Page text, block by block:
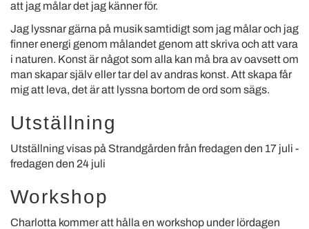
att jag målar det jag känner för.
Jag lyssnar gärna på musik samtidigt som jag målar och jag
finner energi genom målandet genom att skriva och att vara
i naturen. Konst är något som alla kan må bra av oavsett om
man skapar själv eller tar del av andras konst. Att skapa får
mig att leva, det är att lyssna bortom de ord som sägs.
Utställning
Utställning visas på Strandgården från fredagen den 17 juli -
fredagen den 24 juli
Workshop
Charlotta kommer att hålla en workshop under lördagen